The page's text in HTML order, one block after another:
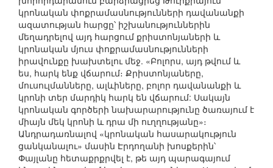
կրոնական փոքրամասնությունների դավանանքի
ազատության հարցը՝ իշխանություններին
մեղադրելով այդ հարցում քրիստոնյաների և
կրոնական մյուս փոքրամասնությունների
իրավունքը խախտելու մեջ. «Բոլորս, այդ թվում և
ես, հարկ ենք վճարում։ Քրիստոնյաները,
մուսուլմանները, ալևիները, բոլոր դավանանքի և
կրոնի տեր մարդիկ հարկ են վճարում: Սակայն
կրոնական գործերի նախարարությունը ծառայում է
միայն մեկ կրոնի և դրա մի ուղղությանը»։
Անդրադառնալով «կրոնական հասարակություն
ցանկանալու» մասին Էրդողանի խոսքերին՝
Փայլանը հետաքրքրվել է, թե այդ պարագայում